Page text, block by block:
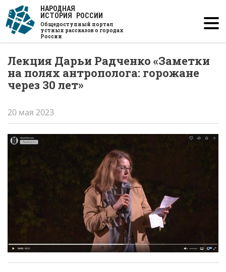
Перейти
основному
НАРОДНАЯ
ИСТОРИЯ РОССИИ
Общедоступный портал
устных рассказов о городах
России
Лекция Дарьи Радченко «Заметки
на полях антрополога: горожане
через 30 лет»
20 мая 2023